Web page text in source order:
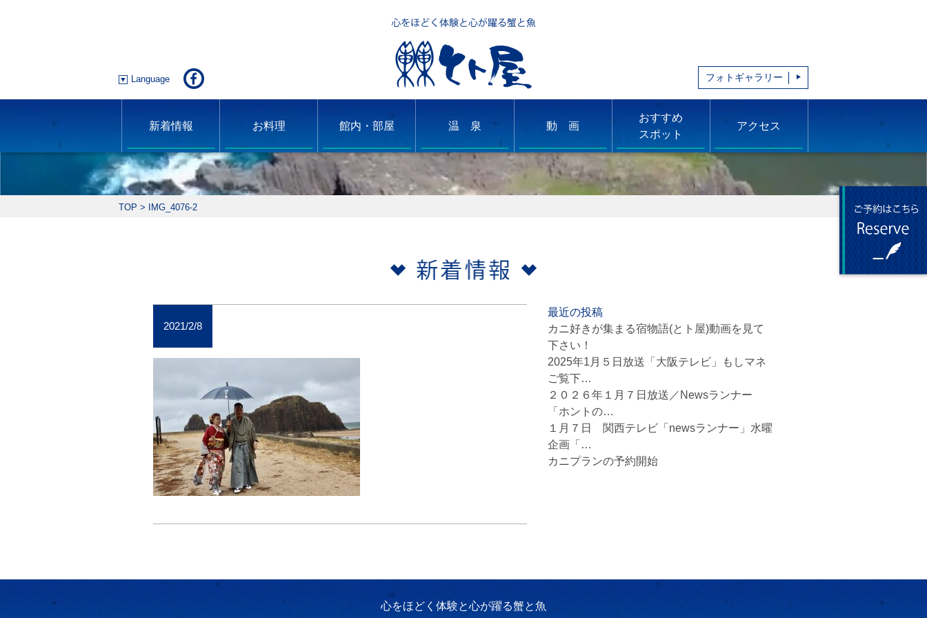
Language フォトギャラリー
新着情報 お料理 館内・部屋 温 泉 動 画
おすすめ
スポット
アクセス
TOP > IMG_4076-2
2021/2/8
最近の投稿
カニ好きが集まる宿物語(とト屋)動画を見て
下さい！
2025年1月５日放送「大阪テレビ」もしマネ
ご覧下…
２０２６年１月７日放送／Newsランナー
「ホントの…
１月７日 関西テレビ「newsランナー」水曜
企画「…
カニプランの予約開始